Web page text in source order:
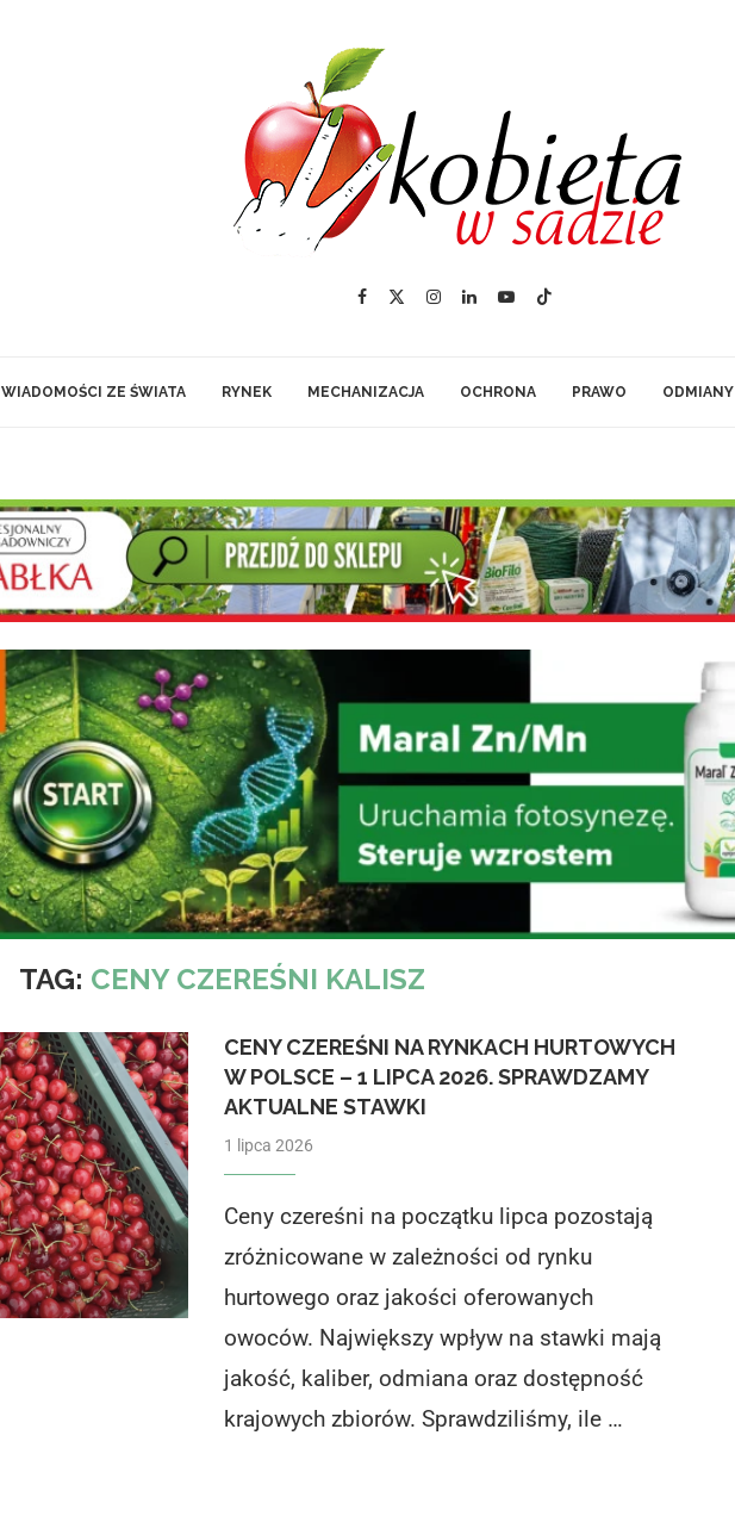
WIADOMOŚCI ZE ŚWIATA RYNEK MECHANIZACJA OCHRONA PRAWO ODMIANY
TAG: CENY CZEREŚNI KALISZ
CENY CZEREŚNI NA RYNKACH HURTOWYCH
W POLSCE – 1 LIPCA 2026. SPRAWDZAMY
AKTUALNE STAWKI
1 lipca 2026
Ceny czereśni na początku lipca pozostają
zróżnicowane w zależności od rynku
hurtowego oraz jakości oferowanych
owoców. Największy wpływ na stawki mają
jakość, kaliber, odmiana oraz dostępność
krajowych zbiorów. Sprawdziliśmy, ile …